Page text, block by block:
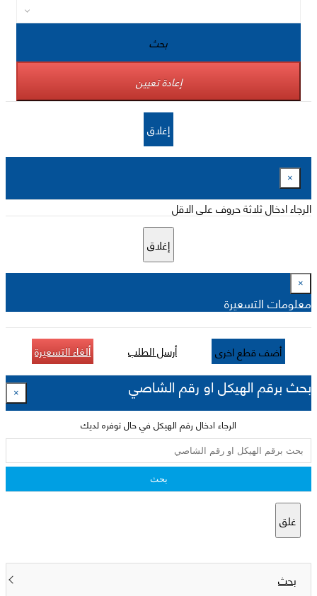
بحث
إعادة تعيين
إغلاق
×
الرجاء ادخال ثلاثة حروف على الاقل
إغلاق
×
معلومات التسعيرة
أضف قطع اخرى أرسل الطلب ألغاء التسعيرة
بحث برقم الهيكل او رقم الشاصي ×
الرجاء ادخال رقم الهيكل في حال توفره لديك
بحث
غلق
بحث